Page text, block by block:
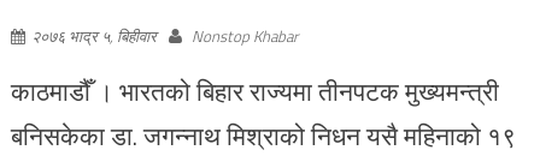
२०७६ भाद्र ५, बिहीवार Nonstop Khabar
काठमाडौँ । भारतको बिहार राज्यमा तीनपटक मुख्यमन्त्री
बनिसकेका डा. जगन्नाथ मिश्राको निधन यसै महिनाको १९